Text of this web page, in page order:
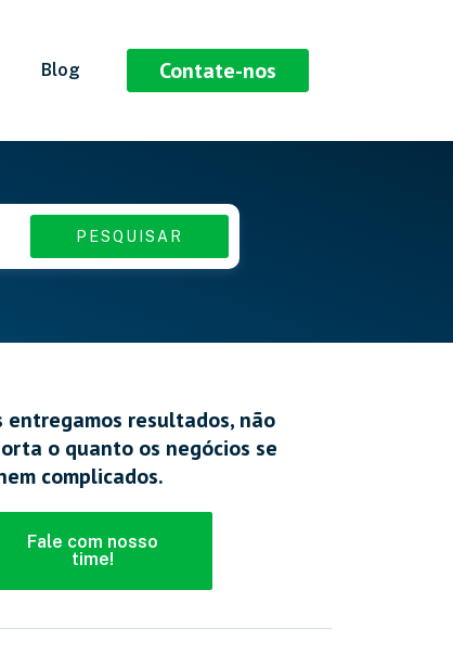
Blog Contate-nos
PESQUISAR
entregamos resultados, não
o quanto os negócios se
complicados.
Fale com nosso
time!